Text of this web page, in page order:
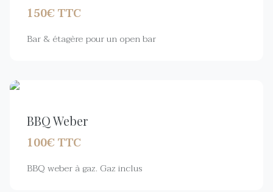
150€ TTC
Bar & étagère pour un open bar
BBQ Weber
100€ TTC
BBQ weber à gaz. Gaz inclus